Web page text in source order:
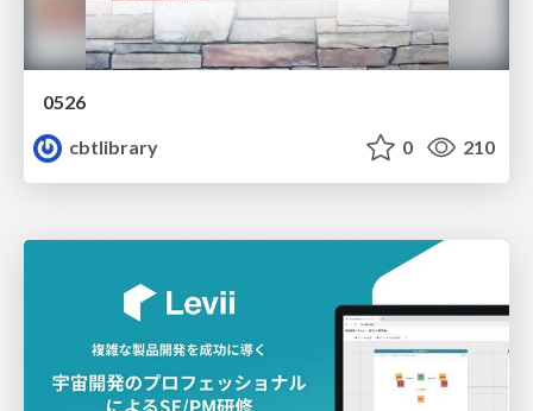
0526
cbtlibrary
0 210